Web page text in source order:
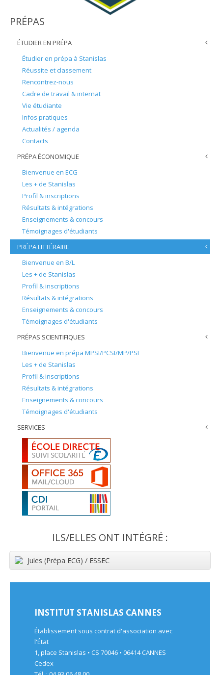
PRÉPAS
ÉTUDIER EN PRÉPA
Étudier en prépa à Stanislas
Réussite et classement
Rencontrez-nous
Cadre de travail & internat
Vie étudiante
Infos pratiques
Actualités / agenda
Contacts
PRÉPA ÉCONOMIQUE
Bienvenue en ECG
Les + de Stanislas
Profil & inscriptions
Résultats & intégrations
Enseignements & concours
Témoignages d'étudiants
PRÉPA LITTÉRAIRE
Bienvenue en B/L
Les + de Stanislas
Profil & inscriptions
Résultats & intégrations
Enseignements & concours
Témoignages d'étudiants
PRÉPAS SCIENTIFIQUES
Bienvenue en prépa MPSI/PCSI/MP/PSI
Les + de Stanislas
Profil & inscriptions
Résultats & intégrations
Enseignements & concours
Témoignages d'étudiants
SERVICES
ILS/ELLES ONT INTÉGRÉ :
Jules (Prépa ECG) / ESSEC
INSTITUT STANISLAS CANNES
Établissement sous contrat d'association avec
l'État
1, place Stanislas • CS 70046 • 06414 CANNES
Cedex